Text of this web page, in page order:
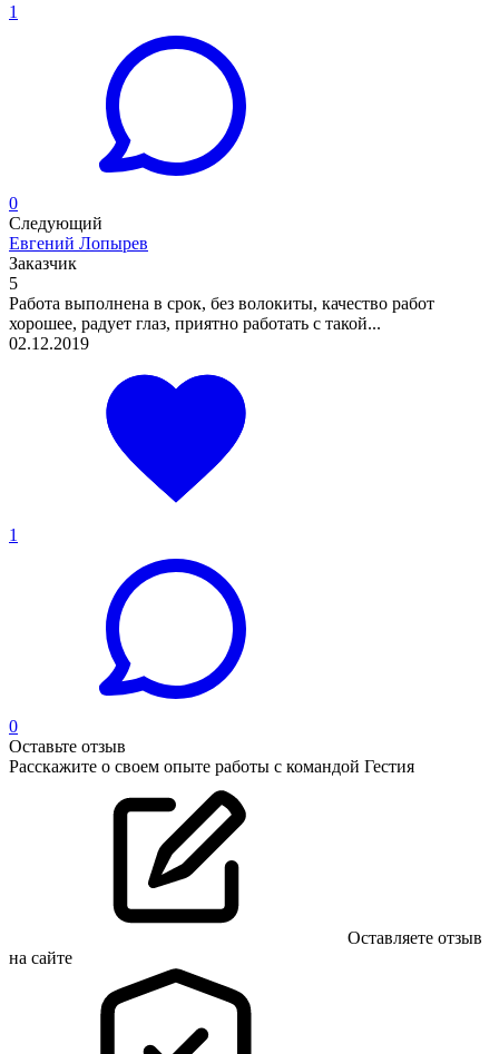
1
0
Следующий
Евгений Лопырев
Заказчик
5
Работа выполнена в срок, без волокиты, качество работ
хорошее, радует глаз, приятно работать с такой...
02.12.2019
1
0
Оставьте отзыв
Расскажите о своем опыте работы с командой Гестия
Оставляете отзыв
на сайте